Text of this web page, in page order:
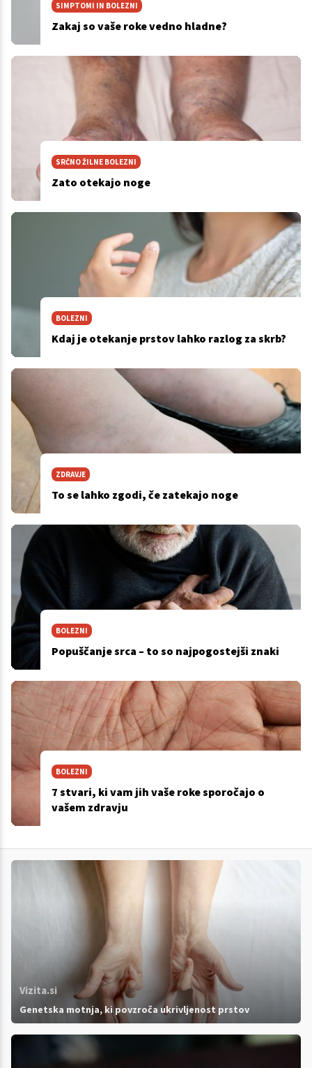
SIMPTOMI IN BOLEZNI
Zakaj so vaše roke vedno hladne?
SRČNO ŽILNE BOLEZNI
Zato otekajo noge
BOLEZNI
Kdaj je otekanje prstov lahko razlog za skrb?
ZDRAVJE
To se lahko zgodi, če zatekajo noge
BOLEZNI
Popuščanje srca – to so najpogostejši znaki
BOLEZNI
7 stvari, ki vam jih vaše roke sporočajo o
vašem zdravju
Vizita.si
Genetska motnja, ki povzroča ukrivljenost prstov